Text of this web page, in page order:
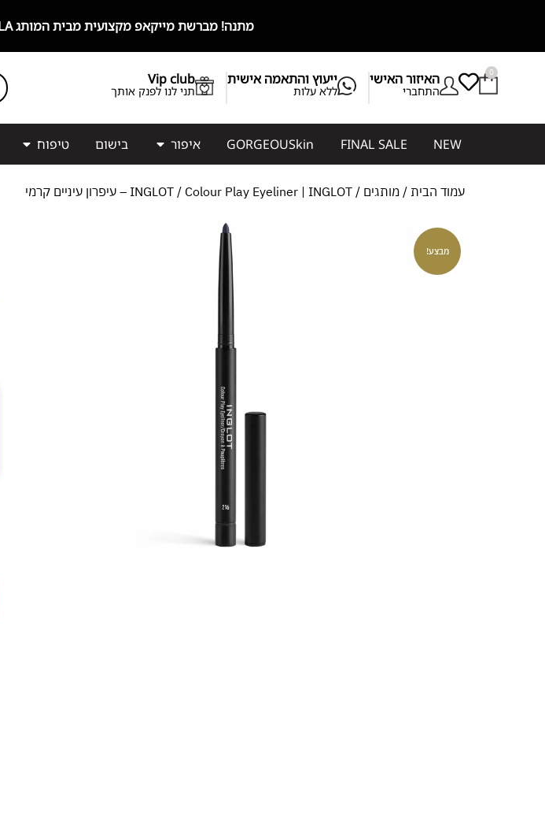
מתנה! מברשת מייקאפ מקצועית מבית המותג ELLA בשווי 169 ש"ח ברכישה מעל 499 ש"ח!
0 האיזור האישי
התחברי
ייעוץ והתאמה אישית
ללא עלות
Vip club
תני לנו לפנק אותך
NEW
FINAL SALE
GORGEOUSkin איפור בישום טיפוח
עמוד הבית / מותגים /
INGLOT / Colour Play Eyeliner | INGLOT – עיפרון עיניים קרמי
מבצע!